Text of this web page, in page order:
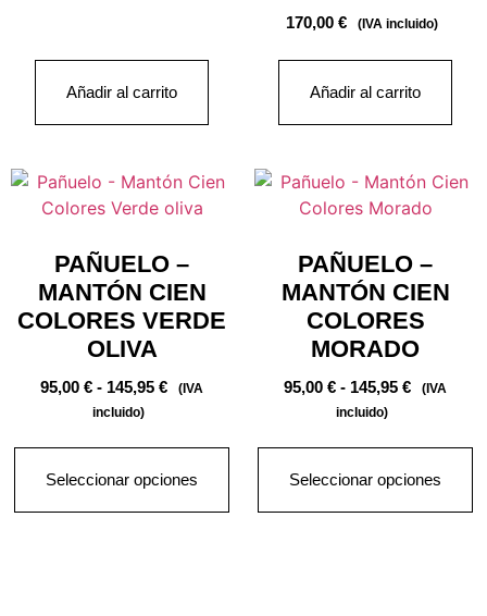
Añadir al carrito
170,00 € (IVA incluido)
Añadir al carrito
PAÑUELO –
MANTÓN CIEN
COLORES VERDE
OLIVA
95,00 € - 145,95 €
(IVA
incluido)
Seleccionar opciones
PAÑUELO –
MANTÓN CIEN
COLORES
MORADO
95,00 € - 145,95 €
(IVA
incluido)
Seleccionar opciones